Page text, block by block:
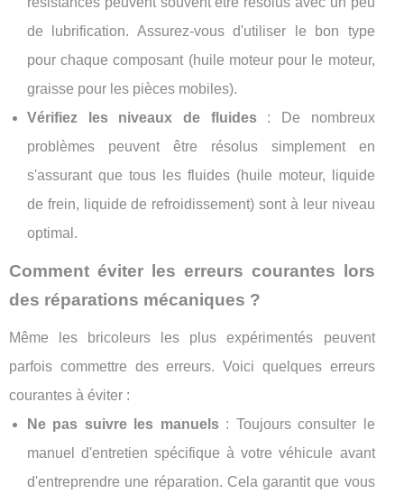
de lubrification. Assurez-vous d'utiliser le bon type
pour chaque composant (huile moteur pour le moteur,
graisse pour les pièces mobiles).
Vérifiez les niveaux de fluides: De nombreux
problèmes peuvent être résolus simplement en
s'assurant que tous les fluides (huile moteur, liquide
de frein, liquide de refroidissement) sont à leur niveau
optimal.
Comment éviter les erreurs courantes lors
des réparations mécaniques ?
Même les bricoleurs les plus expérimentés peuvent
parfois commettre des erreurs. Voici quelques erreurs
courantes à éviter :
Ne pas suivre les manuels: Toujours consulter le
manuel d'entretien spécifique à votre véhicule avant
d'entreprendre une réparation. Cela garantit que vous